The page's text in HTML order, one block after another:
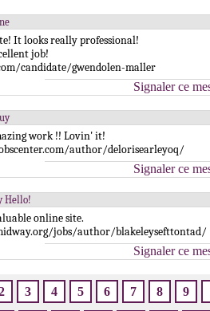
It looks really professional!
job!
candidate/gwendolen-maller
Signaler ce
work !! Lovin' it!
author/delorisearleyoq/
Signaler ce
Hello!
online site.
jobs/author/blakeleysefttontad/
Signaler ce
3 4 5 6 7 8 9